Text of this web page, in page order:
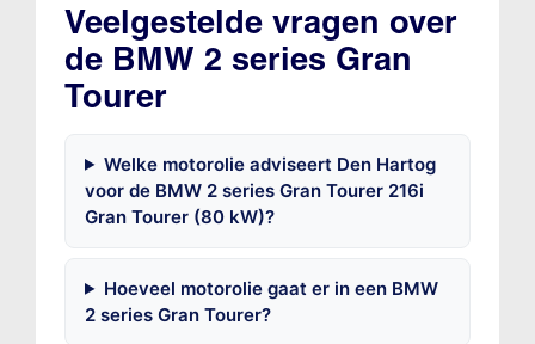
Veelgestelde vragen over
de BMW 2 series Gran
Tourer
Welke motorolie adviseert Den Hartog
voor de BMW 2 series Gran Tourer 216i
Gran Tourer (80 kW)?
Hoeveel motorolie gaat er in een BMW
2 series Gran Tourer?